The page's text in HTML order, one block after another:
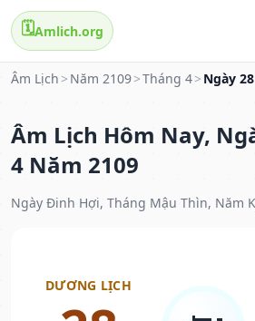
🗓️Amlich.org
Âm Lịch > Năm 2109>Tháng 4> Ngày 28
Âm Lịch Hôm Nay,
4 Năm 2109
Ngày Đinh Hợi, Tháng Mậu Thìn, Năm
DƯƠNG LỊCH